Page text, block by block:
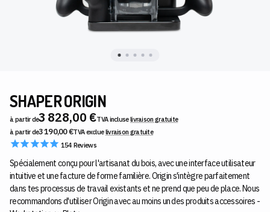
SHAPER ORIGIN
à partir de3 828,00 €TVA incluselivraison gratuite
à partir de3 190,00 €TVA excluelivraison gratuite
154 Reviews
Spécialement conçu pour l'artisanat du bois, avec une interface utilisateur
intuitive et une facture de forme familière. Origin s'intègre parfaitement
dans tes processus de travail existants et ne prend que peu de place. Nous
recommandons d'utiliser Origin avec au moins un des produits accessoires -